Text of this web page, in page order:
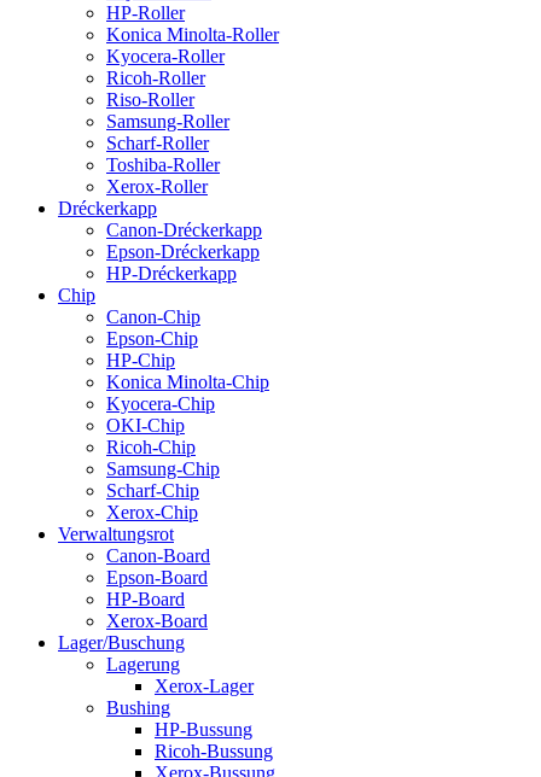
HP-Roller
Konica Minolta-Roller
Kyocera-Roller
Ricoh-Roller
Riso-Roller
Samsung-Roller
Scharf-Roller
Toshiba-Roller
Xerox-Roller
Dréckerkapp
Canon-Dréckerkapp
Epson-Dréckerkapp
HP-Dréckerkapp
Chip
Canon-Chip
Epson-Chip
HP-Chip
Konica Minolta-Chip
Kyocera-Chip
OKI-Chip
Ricoh-Chip
Samsung-Chip
Scharf-Chip
Xerox-Chip
Verwaltungsrot
Canon-Board
Epson-Board
HP-Board
Xerox-Board
Lager/Buschung
Lagerung
Xerox-Lager
Bushing
HP-Bussung
Ricoh-Bussung
Xerox-Bussung